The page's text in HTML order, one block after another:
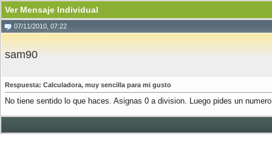
Ver Mensaje Individual
07/11/2010, 07:22
sam90
Respuesta: Calculadora, muy sencilla para mi gusto
No tiene sentido lo que haces. Asignas 0 a division. Luego pides un